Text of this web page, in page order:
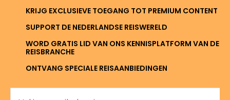
KRIJG EXCLUSIEVE TOEGANG TOT PREMIUM CONTENT
SUPPORT DE NEDERLANDSE REISWERELD
WORD GRATIS LID VAN ONS KENNISPLATFORM VAN DE
REISBRANCHE
ONTVANG SPECIALE REISAANBIEDINGEN